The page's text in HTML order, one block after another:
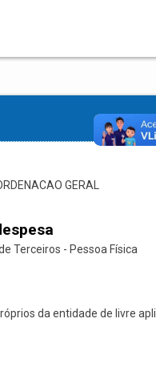
GERAL
Terceiros - Pessoa Física
da entidade de livre